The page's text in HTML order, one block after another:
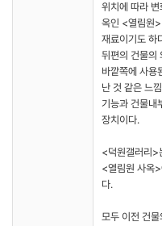
위치에 따라
옥인 <열림원
재료이기도 하
뒤편의 건물의
바깥쪽에 사용
난 것 같은 느
기능과 건물내
장치이다.
<덕원갤러리>
<열림원 사옥
다.
모두 이전 건